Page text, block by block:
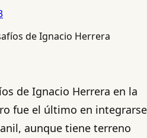
de Ignacio Herrera en la
fue el último en integrarse
aunque tiene terreno